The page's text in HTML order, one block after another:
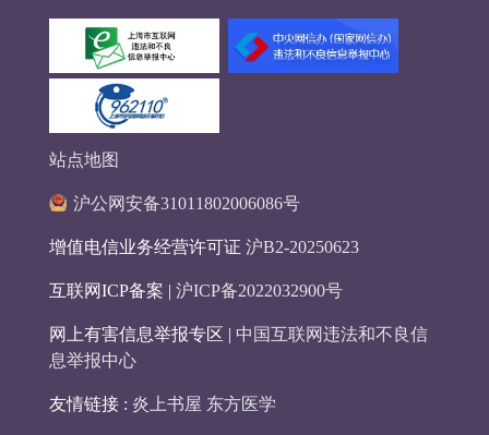
站点地图
沪公网安备31011802006086号
增值电信业务经营许可证 沪B2-20250623
互联网ICP备案 | 沪ICP备2022032900号
网上有害信息举报专区 | 中国互联网违法和不良信
息举报中心
友情链接 : 炎上书屋 东方医学